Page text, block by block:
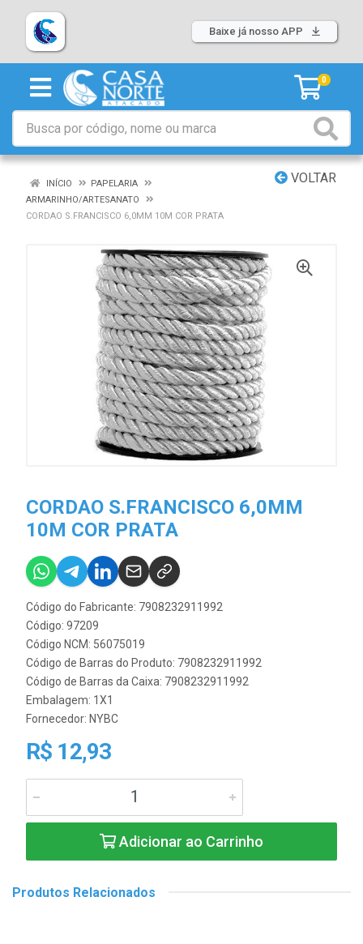
Baixe já nosso APP
0
VOLTAR
INÍCIO
PAPELARIA
ARMARINHO/ARTESANATO
CORDAO S.FRANCISCO 6,0MM 10M COR PRATA
CORDAO S.FRANCISCO 6,0MM
10M COR PRATA
Código do Fabricante: 7908232911992
Código: 97209
Código NCM: 56075019
Código de Barras do Produto: 7908232911992
Código de Barras da Caixa: 7908232911992
Embalagem: 1X1
Fornecedor: NYBC
R$ 12,93
Adicionar ao Carrinho
Produtos Relacionados